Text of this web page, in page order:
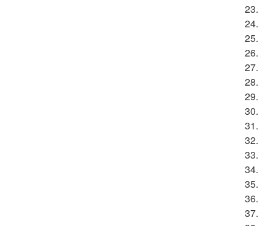
23.
24.
25.
26.
27.
28.
29.
30.
31.
32.
33.
34.
35.
36.
37.